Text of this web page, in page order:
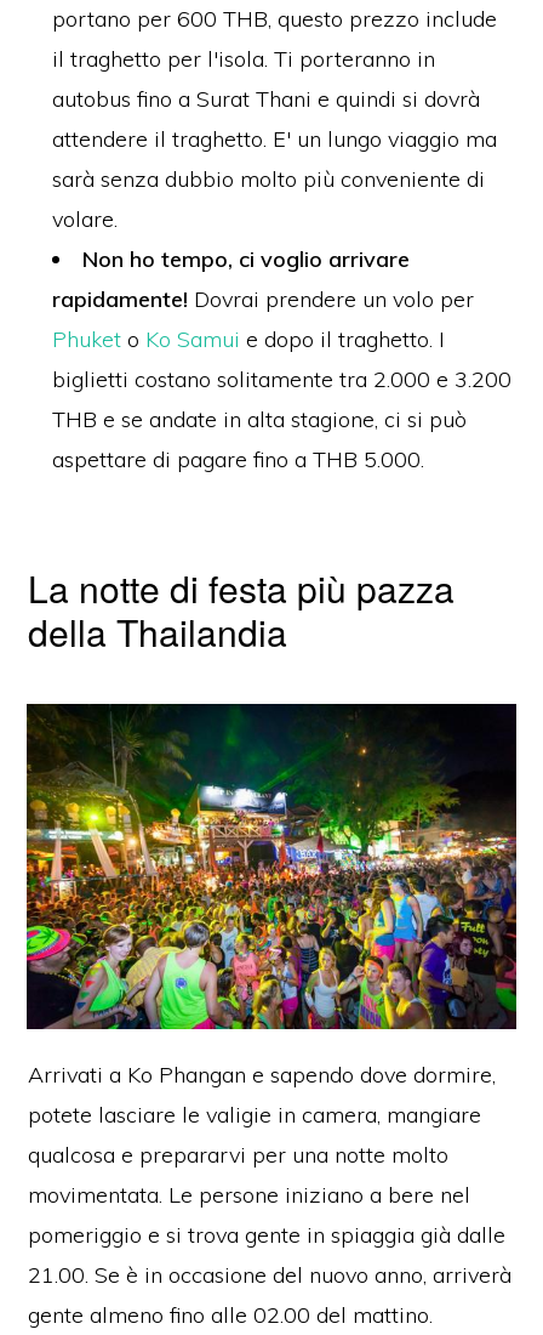
portano per 600 THB, questo prezzo include
il traghetto per l'isola. Ti porteranno in
autobus fino a Surat Thani e quindi si dovrà
attendere il traghetto. E' un lungo viaggio ma
sarà senza dubbio molto più conveniente di
volare.
Non ho tempo, ci voglio arrivare
rapidamente! Dovrai prendere un volo per
Phuketo Ko Samui e dopo il traghetto. I
biglietti costano solitamente tra 2.000 e 3.200
THB e se andate in alta stagione, ci si può
aspettare di pagare fino a THB 5.000.
La notte di festa più pazza
della Thailandia
Arrivati a Ko Phangan e sapendo dove dormire,
potete lasciare le valigie in camera, mangiare
qualcosa e prepararvi per una notte molto
movimentata. Le persone iniziano a bere nel
pomeriggio e si trova gente in spiaggia già dalle
21.00. Se è in occasione del nuovo anno, arriverà
gente almeno fino alle 02.00 del mattino.